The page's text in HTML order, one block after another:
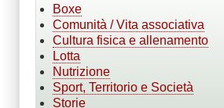
Boxe
Comunità / Vita associativa
Cultura fisica e allenamento
Lotta
Nutrizione
Sport, Territorio e Società
Storie